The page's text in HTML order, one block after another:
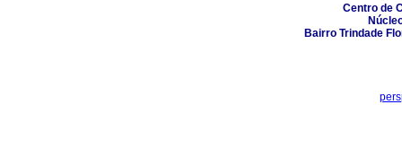
Centro de
Bairro Trindade